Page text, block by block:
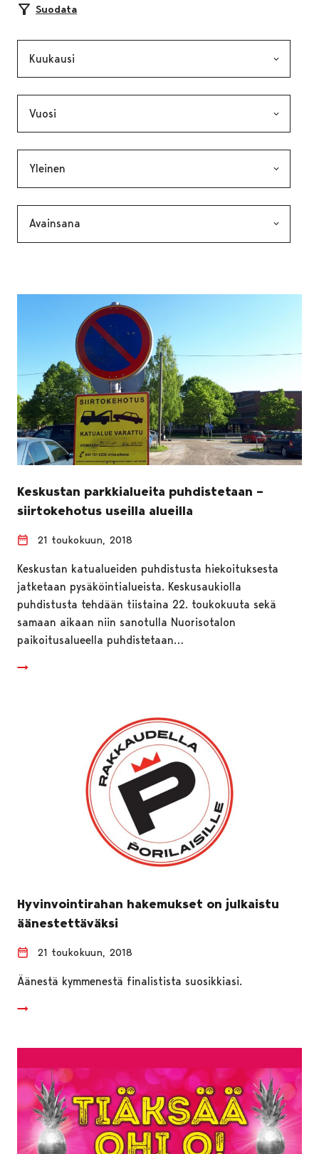
Suodata
Keskustan parkkialueita puhdistetaan –
siirtokehotus useilla alueilla
21 toukokuun, 2018
Keskustan katualueiden puhdistusta hiekoituksesta
jatketaan pysäköintialueista. Keskusaukiolla
puhdistusta tehdään tiistaina 22. toukokuuta sekä
samaan aikaan niin sanotulla Nuorisotalon
paikoitusalueella puhdistetaan…
Hyvinvointirahan hakemukset on julkaistu
äänestettäväksi
21 toukokuun, 2018
Äänestä kymmenestä finalistista suosikkiasi.